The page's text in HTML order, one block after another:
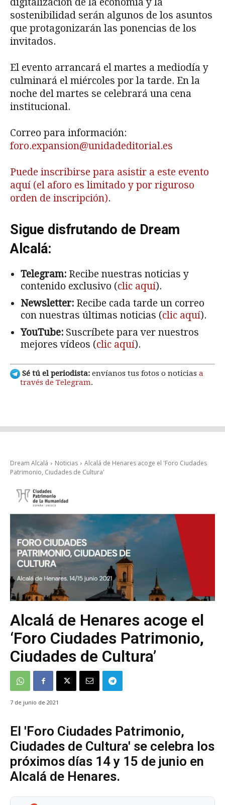
digitalización de la economía y la
sostenibilidad serán algunos de los asuntos
que protagonizarán las ponencias de los
invitados.
El evento arrancará el martes a mediodía y
culminará el miércoles por la tarde. En la
noche del martes se celebrará una cena
institucional.
Correo para información:
foro.expansion@unidadeditorial.es
Puede inscribirse para asistir a este evento
aquí (el aforo es limitado y por riguroso
orden de inscripción).
Sigue disfrutando de Dream
Alcalá:
Telegram: Recibe nuestras noticias y
contenido exclusivo (clic aquí).
Newsletter: Recibe cada tarde un correo
con nuestras últimas noticias (clic aquí).
YouTube: Suscríbete para ver nuestros
mejores vídeos (clic aquí).
Sé tú el periodista: envíanos tus fotos o noticias a
través de Telegram.